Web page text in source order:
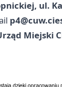
ul.
Miejski